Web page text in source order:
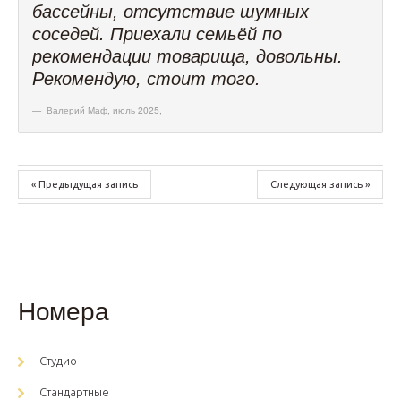
бассейны, отсутствие шумных
соседей. Приехали семьёй по
рекомендации товарища, довольны.
Рекомендую, стоит того.
Валерий Маф, июль 2025
« Предыдущая запись Следующая запись »
Номера
Студио
Стандартные